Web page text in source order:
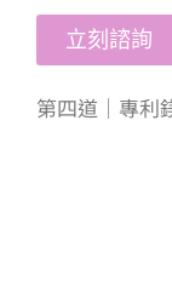
立刻諮詢
第四道｜專利